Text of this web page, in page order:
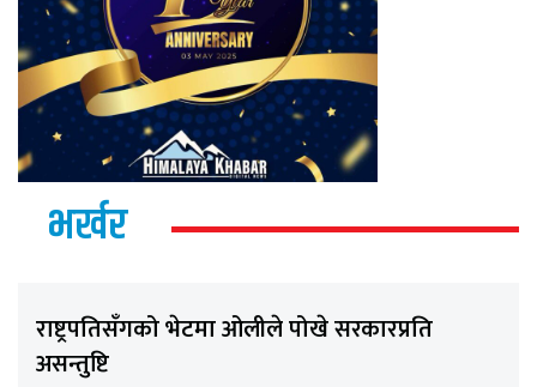
भर्खर
राष्ट्रपतिसँगको भेटमा ओलीले पोखे सरकारप्रति
असन्तुष्टि